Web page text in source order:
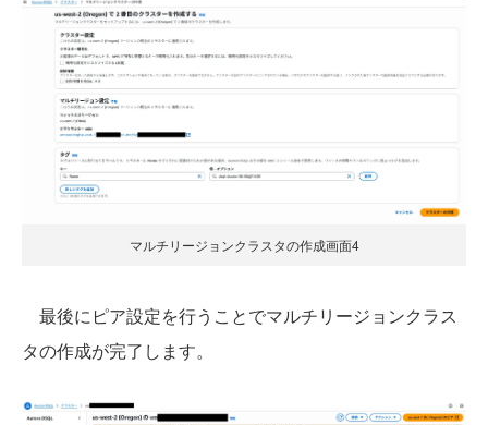
マルチリージョンクラスタの作成画面4
最後にピア設定を行うことでマルチリージョンクラス
タの作成が完了します。